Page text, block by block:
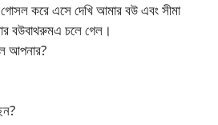
করে এসে দেখি আমার বউ এবং সীমা
বউবাথরুমএ চলে গেল।
আপনার?